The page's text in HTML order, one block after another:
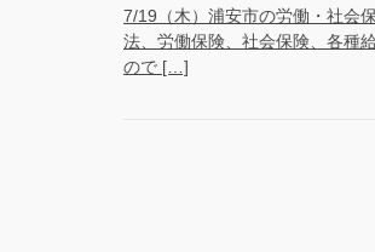
7/19（木）浦安市の労働・社会
法、労働保険、社会保険、各種
ので […]